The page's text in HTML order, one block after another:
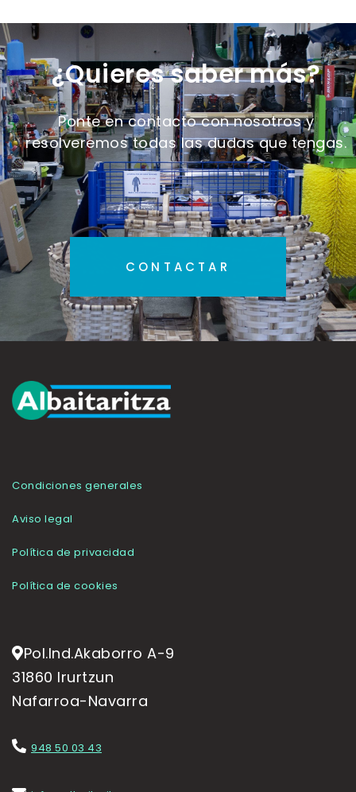
¿Quieres saber más?
Ponte en contacto con nosotros y
resolveremos todas las dudas que tengas.
CONTACTAR
Condiciones generales
Aviso legal
Política de privacidad
Política de cookies
Pol.Ind.Akaborro A-9
31860 Irurtzun
Nafarroa-Navarra
948 50 03 43